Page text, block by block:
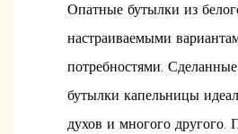
Опатные бутылки из
настраиваемыми
потребностями.
бутылки капельницы
духов и многого другого.